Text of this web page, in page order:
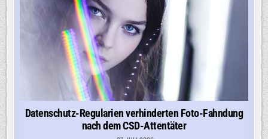
Datenschutz-Regularien verhinderten Foto-Fahndung
nach dem CSD-Attentäter